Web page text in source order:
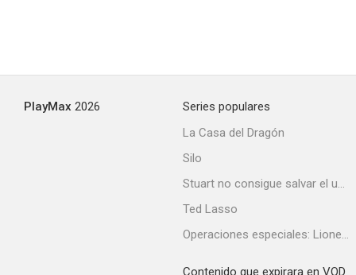
PlayMax 2026
Series populares
La Casa del Dragón
Silo
Stuart no consigue salvar el universo
Ted Lasso
Operaciones especiales: Lioness
Contenido que expirara en VOD